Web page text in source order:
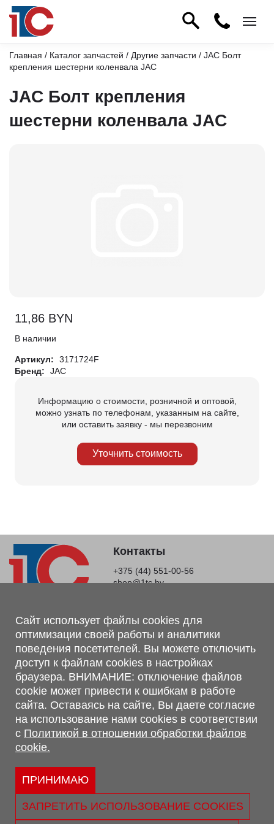
Главная / Каталог запчастей / Другие запчасти / JAC Болт
крепления шестерни коленвала JAC
JAC Болт крепления
шестерни коленвала JAC
11,86 BYN
В наличии
Артикул:
3171724F
Бренд:
JAC
Информацию о стоимости, розничной и оптовой,
можно узнать по телефонам, указанным на сайте,
или оставить заявку - мы перезвоним
Уточнить стоимость
Контакты
+375 (44) 551-00-56
shop@1tc.by
Магазин, склад
г. Минск, Минский р-н, п. Привольный, ул. Мира, 20А,
223062
г. Брест, ул. Лейтенанта Рябцева, 108 В, 224701
Обращаем Ваше внимание, что вся предоставленная на сайте
информация, касающаяся комплектаций, технических
характеристик, цветовых сочетаний, а также стоимости и
сервисного обслуживания носит информационный характер и
не является публичной офертой, определяемой п.2 ст.407
Гражданского кодекса Республики Беларусь.
Политика обработки персональных данных
Политикой в отношении обработки файлов cookie.
Сайт использует файлы cookies для
оптимизации своей работы и аналитики
поведения посетителей. Вы можете отключить
доступ к файлам cookies в настройках
браузера. ВНИМАНИЕ: отключение файлов
cookie может привести к ошибкам в работе
сайта. Оставаясь на сайте, Вы даете согласие
на использование нами cookies в соответствии
с Политикой в отношении обработки файлов
cookie.
ПРИНИМАЮ
ЗАПРЕТИТЬ ИСПОЛЬЗОВАНИЕ COOKIES